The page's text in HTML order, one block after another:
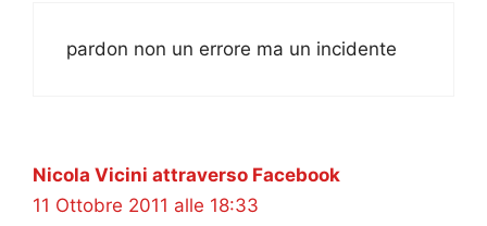
pardon non un errore ma un incidente
Nicola Vicini attraverso Facebook
11 Ottobre 2011 alle 18:33